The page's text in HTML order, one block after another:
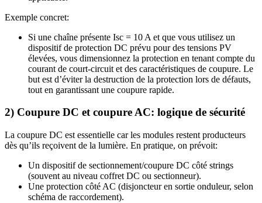
Exemple concret:
Si une chaîne présente Isc = 10 A et que vous utilisez un
dispositif de protection DC prévu pour des tensions PV
élevées, vous dimensionnez la protection en tenant compte du
courant de court-circuit et des caractéristiques de coupure. Le
but est d’éviter la destruction de la protection lors de défauts,
tout en garantissant une coupure rapide.
2) Coupure DC et coupure AC: logique de sécurité
La coupure DC est essentielle car les modules restent producteurs
dès qu’ils reçoivent de la lumière. En pratique, on prévoit:
Un dispositif de sectionnement/coupure DC côté strings
(souvent au niveau coffret DC ou sectionneur).
Une protection côté AC (disjoncteur en sortie onduleur, selon
schéma de raccordement).